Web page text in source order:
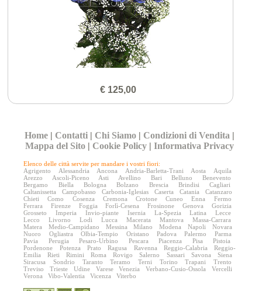
€ 125,00
Home | Contatti | Chi Siamo | Condizioni di Vendita |
Mappa del Sito | Cookie Policy |Informativa Privacy
Elenco delle città servite per mandare i vostri fiori:
Agrigento
Alessandria Ancona Andria-Barletta-Trani Aosta
Aquila
Arezzo
Ascoli-Piceno Asti Avellino Bari Belluno
Benevento
Bergamo
Biella Bologna Bolzano Brescia Brindisi
Cagliari
Caltanissetta
Campobasso Carbonia-Iglesias Caserta Catania
Catanzaro
Chieti
Como Cosenza Cremona Crotone Cuneo Enna
Fermo
Ferrara
Firenze Foggia Forlì-Cesena Frosinone Genova
Gorizia
Grosseto
Imperia Invio-piante Isernia La-Spezia Latina
Lecce
Lecco
Livorno Lodi Lucca Macerata Mantova
Massa-Carrara
Matera
Medio-Campidano Messina Milano Modena Napoli
Novara
Nuoro
Ogliastra Olbia-Tempio Oristano Padova Palermo
Parma
Pavia
Perugia Pesaro-Urbino Pescara Piacenza Pisa
Pistoia
Pordenone
Potenza Prato Ragusa Ravenna Reggio-Calabria
Reggio-
Emilia
Rieti Rimini Roma Rovigo Salerno Sassari Savona
Siena
Siracusa
Sondrio Taranto Teramo Terni Torino Trapani
Trento
Treviso
Trieste Udine Varese Venezia Verbano-Cusio-Ossola
Vercelli
Verona
Vibo-Valentia Vicenza Viterbo